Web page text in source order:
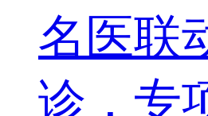
名医联
诊，专